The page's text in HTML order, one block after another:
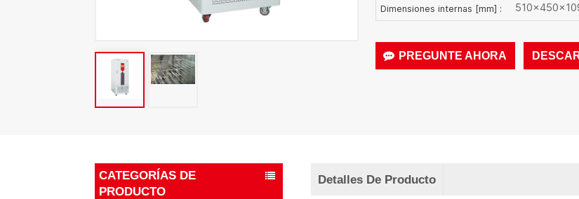
Dimensiones internas [mm] :
PREGUNTE AHORA
CATEGORÍAS DE
PRODUCTO
Detalles De Producto